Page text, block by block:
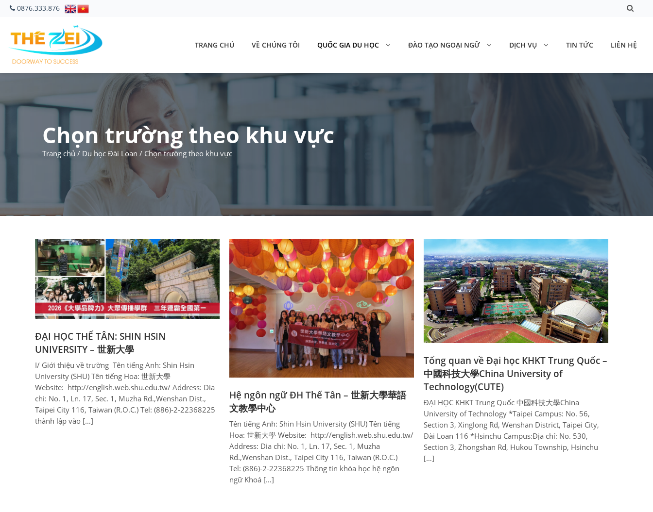
0876.333.876
TRANG CHỦ VỀ CHÚNG TÔI QUỐC GIA DU HỌC ĐÀO TẠO NGOẠI NGỮ DỊCH VỤ TIN TỨC LIÊN HỆ
Chọn trường theo khu vực
Trang chủ / Du học Đài Loan / Chọn trường theo khu vực
ĐẠI HỌC THẾ TÂN: SHIN HSIN
UNIVERSITY – 世新大學
I/ Giới thiệu về trường Tên tiếng Anh: Shin Hsin
University (SHU) Tên tiếng Hoa: 世新大學
Website: http://english.web.shu.edu.tw/ Address: Dia
chi: No. 1, Ln. 17, Sec. 1, Muzha Rd.,Wenshan Dist.,
Taipei City 116, Taiwan (R.O.C.) Tel: (886)-2-22368225
thành lập vào […]
Hệ ngôn ngữ ĐH Thế Tân – 世新大學華語
文教學中心
Tên tiếng Anh: Shin Hsin University (SHU) Tên tiếng
Hoa: 世新大學 Website: http://english.web.shu.edu.tw/
Address: Dia chi: No. 1, Ln. 17, Sec. 1, Muzha
Rd.,Wenshan Dist., Taipei City 116, Taiwan (R.O.C.)
Tel: (886)-2-22368225 Thông tin khóa học hệ ngôn
ngữ Khoá […]
Tổng quan về Đại học KHKT Trung Quốc –
中國科技大學China University of
Technology(CUTE)
ĐẠI HỌC KHKT Trung Quốc 中國科技大學China
University of Technology *Taipei Campus: No. 56,
Section 3, Xinglong Rd, Wenshan District, Taipei City,
Đài Loan 116 *Hsinchu Campus:Địa chỉ: No. 530,
Section 3, Zhongshan Rd, Hukou Township, Hsinchu
[…]